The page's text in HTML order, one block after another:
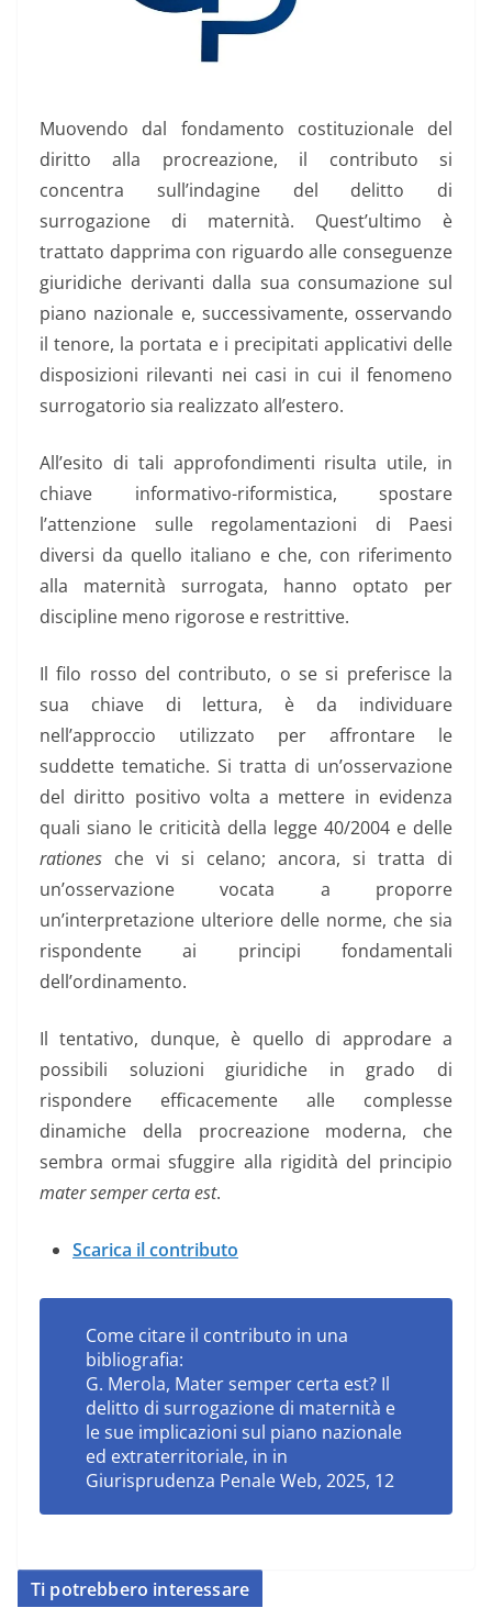
Muovendo dal fondamento costituzionale del
diritto alla procreazione, il contributo si
concentra sull’indagine del delitto di
surrogazione di maternità. Quest’ultimo è
trattato dapprima con riguardo alle conseguenze
giuridiche derivanti dalla sua consumazione sul
piano nazionale e, successivamente, osservando
il tenore, la portata e i precipitati applicativi delle
disposizioni rilevanti nei casi in cui il fenomeno
surrogatorio sia realizzato all’estero.
All’esito di tali approfondimenti risulta utile, in
chiave informativo-riformistica, spostare
l’attenzione sulle regolamentazioni di Paesi
diversi da quello italiano e che, con riferimento
alla maternità surrogata, hanno optato per
discipline meno rigorose e restrittive.
Il filo rosso del contributo, o se si preferisce la
sua chiave di lettura, è da individuare
nell’approccio utilizzato per affrontare le
suddette tematiche. Si tratta di un’osservazione
del diritto positivo volta a mettere in evidenza
quali siano le criticità della legge 40/2004 e delle
rationes che vi si celano; ancora, si tratta di
un’osservazione vocata a proporre
un’interpretazione ulteriore delle norme, che sia
rispondente ai principi fondamentali
dell’ordinamento.
Il tentativo, dunque, è quello di approdare a
possibili soluzioni giuridiche in grado di
rispondere efficacemente alle complesse
dinamiche della procreazione moderna, che
sembra ormai sfuggire alla rigidità del principio
mater semper certa est.
Scarica il contributo
Come citare il contributo in una
bibliografia:
G. Merola, Mater semper certa est? Il
delitto di surrogazione di maternità e
le sue implicazioni sul piano nazionale
ed extraterritoriale, in in
Giurisprudenza Penale Web, 2025, 12
Ti potrebbero interessare